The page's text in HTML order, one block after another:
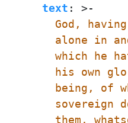
text : >-